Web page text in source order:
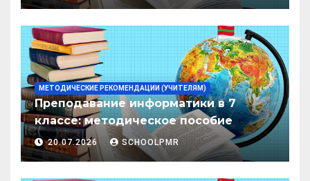
образования ПМР на 2026/27 уч. год
МЕТОДИЧЕСКИЕ РЕКОМЕНДАЦИИ (УЧИТЕЛЯМ)
Преподавание информатики в 7
классе: методическое пособие
20.07.2026 SCHOOLPMR